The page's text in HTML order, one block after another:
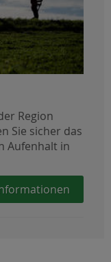
Region
Sie sicher das
Aufenhalt in